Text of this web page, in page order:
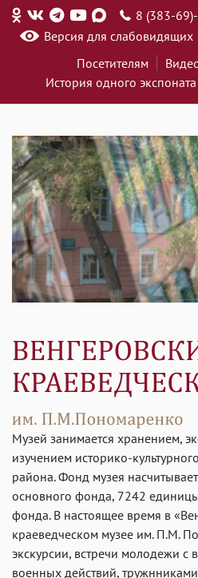
8 (383-
Версия для слабовидящих
Посетителям
История одного экспоната
Музей занимается хранением,
изучением историко-
района. Фонд музея
основного фонда, 7242
фонда. В настоящее время в
краеведческом музее им. П.М.
экскурсии, встречи молодежи с
военных действий,